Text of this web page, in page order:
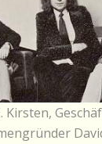
Kirsten,